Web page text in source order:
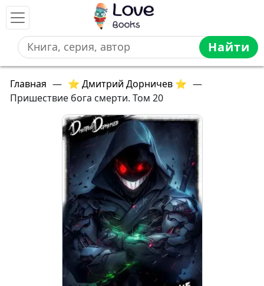
Найти
Главная — ⭐ Дмитрий Дорничев ⭐ —
Пришествие бога смерти. Том 20